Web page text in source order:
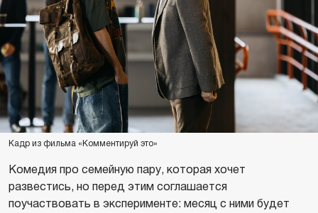
Кадр из фильма «Комментируй это»
Комедия про семейную пару, которая хочет
развестись, но перед этим соглашается
поучаствовать в эксперименте: месяц с ними будет